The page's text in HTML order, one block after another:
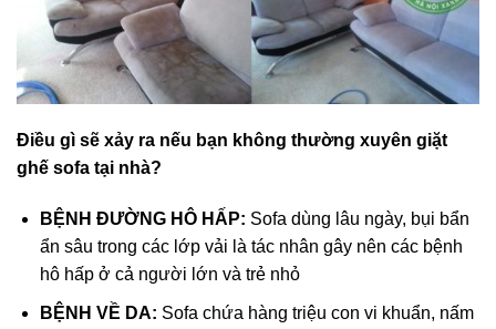
Điều gì sẽ xảy ra nếu bạn không thường xuyên giặt
ghế sofa tại nhà?
BỆNH ĐƯỜNG HÔ HẤP: Sofa dùng lâu ngày, bụi bẩn
ẩn sâu trong các lớp vải là tác nhân gây nên các bệnh
hô hấp ở cả người lớn và trẻ nhỏ
BỆNH VỀ DA: Sofa chứa hàng triệu con vi khuẩn, nấm